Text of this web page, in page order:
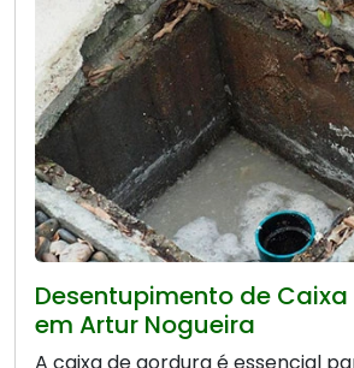
Desentupimento de
em Artur Nogueira